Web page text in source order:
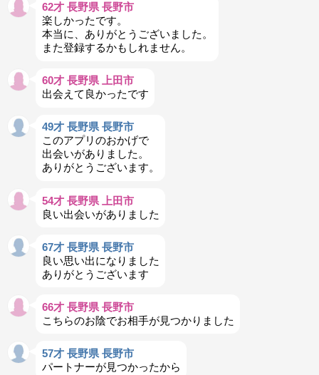
62才 長野県 長野市
楽しかったです。
本当に、ありがとうございました。
また登録するかもしれません。
60才 長野県 上田市
出会えて良かったです
49才 長野県 長野市
このアプリのおかげで
出会いがありました。
ありがとうございます。
54才 長野県 上田市
良い出会いがありました
67才 長野県 長野市
良い思い出になりました
ありがとうございます
66才 長野県 長野市
こちらのお陰でお相手が見つかりました
57才 長野県 長野市
パートナーが見つかったから